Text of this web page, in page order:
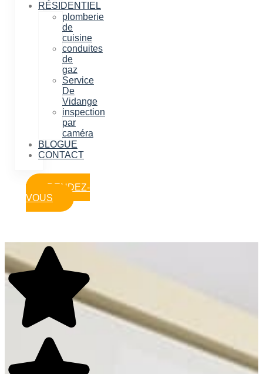
RÉSIDENTIEL
plomberie
de
cuisine
conduites
de
gaz
Service
De
Vidange
inspection
par
caméra
BLOGUE
CONTACT
RENDEZ-
VOUS